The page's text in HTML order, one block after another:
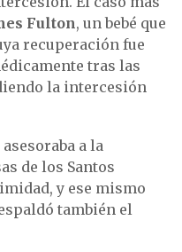
Fulton, un bebé que
recuperación fue
tras las
la intercesión
a la
de los Santos
y ese mismo
también el